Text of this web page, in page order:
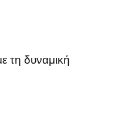
τη δυναμική